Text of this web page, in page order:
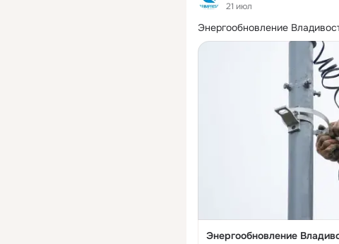
21 июл
Энергообновление
Энергообновление